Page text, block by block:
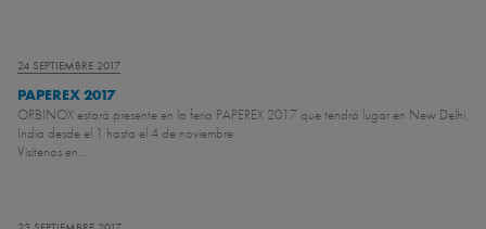
24 SEPTIEMBRE 2017
PAPEREX 2017
ORBINOX estará presente en la feria PAPEREX 2017 que tendrá lugar en New Delhi,
India desde el 1 hasta el 4 de noviembre.
Visítenos en...